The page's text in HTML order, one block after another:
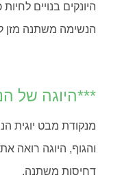
הנשימה משתנה מזן
***היוגה של
מנקודת מבט יוגית
והגוף, היוגה רואה
דחיסות משתנה.